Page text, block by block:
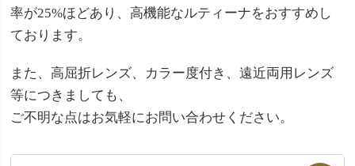
率が25%ほどあり、高機能なルティーナをおすすめし
ております。
また、高屈折レンズ、カラー度付き、遠近両用レンズ
等につきましても、
ご不明な点はお気軽にお問い合わせください。